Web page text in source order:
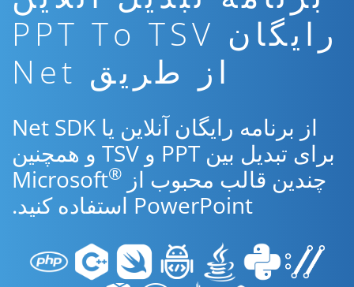
رایگان PPT To TSV
از طریق Net
از برنامه رایگان آنلاین یا Net SDK
برای تبدیل بین PPT و TSV و همچنین
چندین قالب محبوب از Microsoft ®
PowerPoint استفاده کنید.